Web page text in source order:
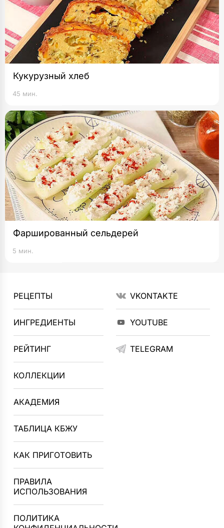
Кукурузный хлеб
45 мин.
Фаршированный сельдерей
5 мин.
РЕЦЕПТЫ
ИНГРЕДИЕНТЫ
РЕЙТИНГ
КОЛЛЕКЦИИ
АКАДЕМИЯ
ТАБЛИЦА КБЖУ
КАК ПРИГОТОВИТЬ
ПРАВИЛА
ИСПОЛЬЗОВАНИЯ
ПОЛИТИКА
VKONTAKTE
YOUTUBE
TELEGRAM